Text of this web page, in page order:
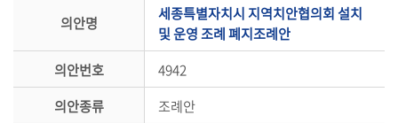
정
의안명
세종특별자치시 지역치안협의회 설치
및 운영 조례 폐지조례안
의안번호
4942
의안종류
조례안